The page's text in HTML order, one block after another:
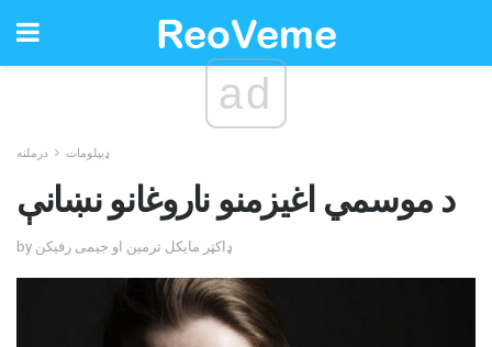
ad
ډیپلومات درملنه
د موسمي اغيزمنو ناروغانو نښانې
by ډاکټر مایکل ترمین او جیمی رفیکن